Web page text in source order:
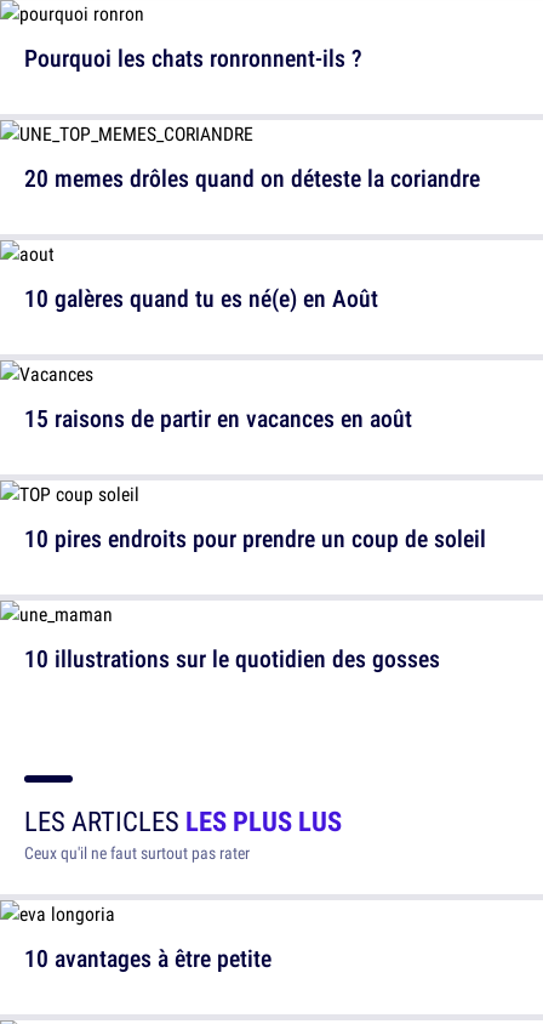
Pourquoi les chats ronronnent-ils ?
10 galères quand tu es né(e) en Août
10 pires endroits pour prendre un coup de soleil
20 memes drôles quand on déteste la coriandre
15 raisons de partir en vacances en août
10 illustrations sur le quotidien des gosses
LES ARTICLES LES PLUS LUS
Ceux qu'il ne faut surtout pas rater
10 avantages à être petite